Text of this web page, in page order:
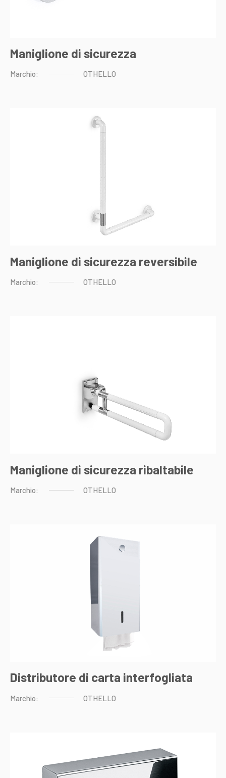
Maniglione di sicurezza
Marchio: OTHELLO
Maniglione di sicurezza reversibile
Marchio: OTHELLO
Maniglione di sicurezza ribaltabile
Marchio: OTHELLO
Distributore di carta interfogliata
Marchio: OTHELLO